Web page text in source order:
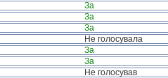
За
За
За
Не голосувала
За
За
Не голосував